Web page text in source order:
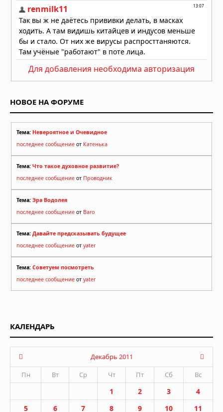
Для добавления необходима авторизация
НОВОЕ НА ФОРУМЕ
Тема: Невероятное и Очевидное
последнее сообщение от Катенька
Тема: Что такое духовное развитие?
последнее сообщение от Проводник
Тема: Эра Водолея
последнее сообщение от Baro
Тема: Давайте предсказывать будущее
последнее сообщение от yater
Тема: Советуем посмотреть
последнее сообщение от yater
КАЛЕНДАРЬ
Декабрь 2011
Пн
Вт Ср Чт Пт Сб Вс
1 2 3
4
5
6 7 8 9 10
11